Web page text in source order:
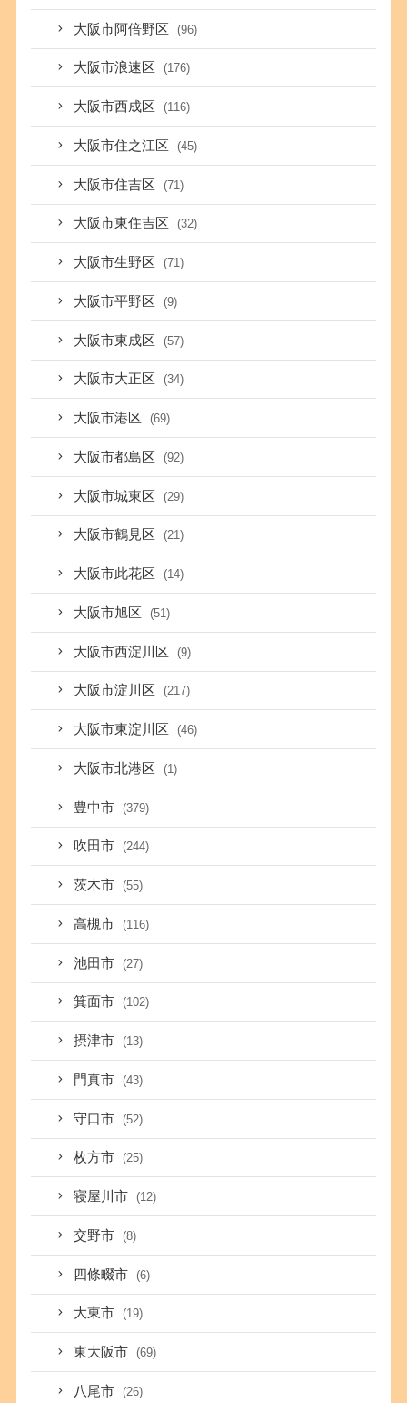
大阪市阿倍野区 (96)
大阪市浪速区 (176)
大阪市西成区 (116)
大阪市住之江区 (45)
大阪市住吉区 (71)
大阪市東住吉区 (32)
大阪市生野区 (71)
大阪市平野区 (9)
大阪市東成区 (57)
大阪市大正区 (34)
大阪市港区 (69)
大阪市都島区 (92)
大阪市城東区 (29)
大阪市鶴見区 (21)
大阪市此花区 (14)
大阪市旭区 (51)
大阪市西淀川区 (9)
大阪市淀川区 (217)
大阪市東淀川区 (46)
大阪市北港区 (1)
豊中市 (379)
吹田市 (244)
茨木市 (55)
高槻市 (116)
池田市 (27)
箕面市 (102)
摂津市 (13)
門真市 (43)
守口市 (52)
枚方市 (25)
寝屋川市 (12)
交野市 (8)
四條畷市 (6)
大東市 (19)
東大阪市 (69)
八尾市 (26)